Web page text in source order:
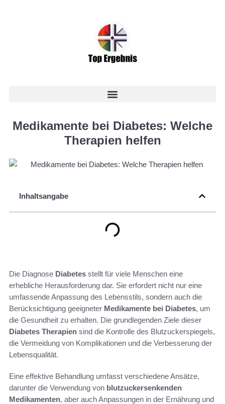
Medikamente bei Diabetes: Welche
Therapien helfen
Inhaltsangabe
Die Diagnose Diabetes stellt für viele Menschen eine
erhebliche Herausforderung dar. Sie erfordert nicht nur eine
umfassende Anpassung des Lebensstils, sondern auch die
Berücksichtigung geeigneter Medikamente bei Diabetes, um
die Gesundheit zu erhalten. Die grundlegenden Ziele dieser
Diabetes Therapien sind die Kontrolle des Blutzuckerspiegels,
die Vermeidung von Komplikationen und die Verbesserung der
Lebensqualität.
Eine effektive Behandlung umfasst verschiedene Ansätze,
darunter die Verwendung von blutzuckersenkenden
Medikamenten, aber auch Anpassungen in der Ernährung und